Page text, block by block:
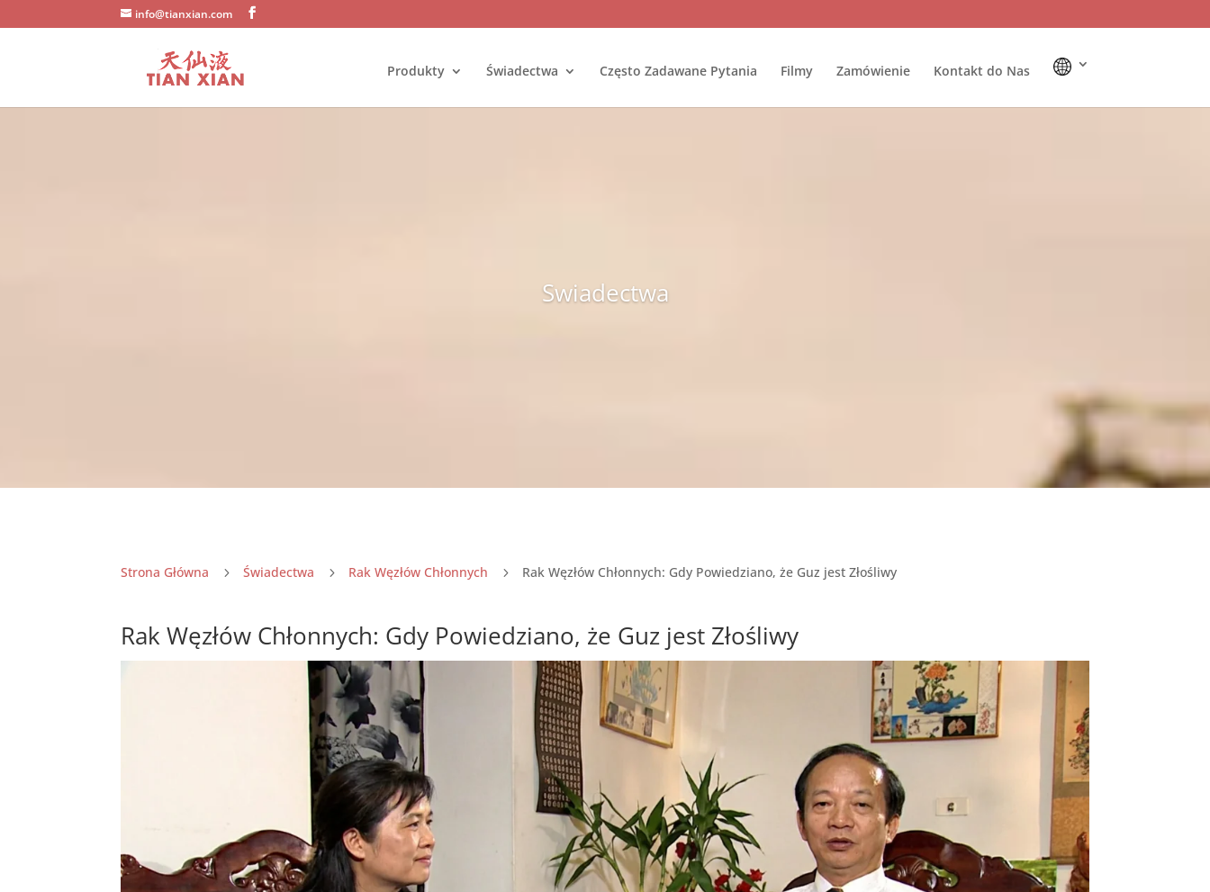
info@tianxian.com
Produkty Świadectwa Często Zadawane Pytania Filmy Zamówienie Kontakt do Nas
Swiadectwa
Strona Główna 5 Świadectwa 5 Rak Węzłów Chłonnych 5 Rak Węzłów Chłonnych: Gdy Powiedziano, że Guz jest Złośliwy
Rak Węzłów Chłonnych: Gdy Powiedziano, że Guz jest Złośliwy